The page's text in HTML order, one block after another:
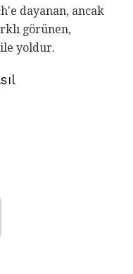
dayanan, ancak
görünen,
yoldur.